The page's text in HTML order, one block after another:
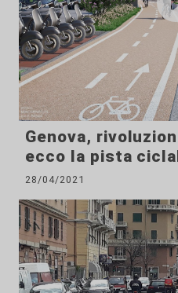
Genova,
ecco la pista
28/04/2021